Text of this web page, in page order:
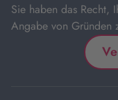
Sie haben das Recht,
Angabe von Gründen